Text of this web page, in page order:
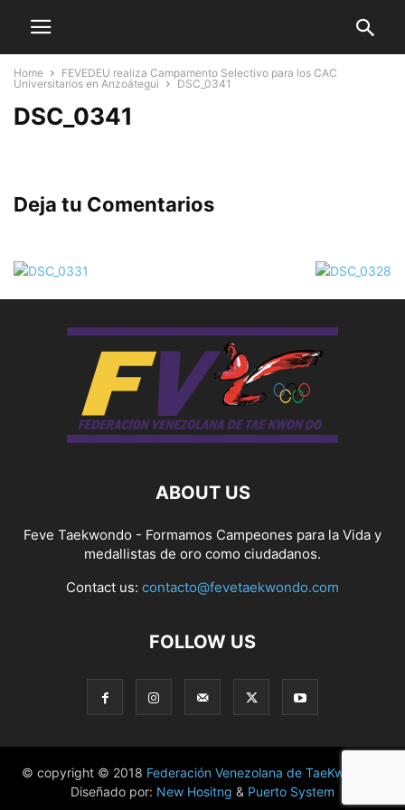
Home
FEVEDEU realiza Campamento Selectivo para los CAC
Universitarios en Anzoátegui
DSC_0341
DSC_0341
Deja tu Comentarios
ABOUT US
Feve Taekwondo - Formamos Campeones para la Vida y
medallistas de oro como ciudadanos.
Contact us: contacto@fevetaekwondo.com
FOLLOW US
© copyright © 2018 Federación Venezolana de TaeKwonDo
Diseñado por: New Hositng & Puerto System